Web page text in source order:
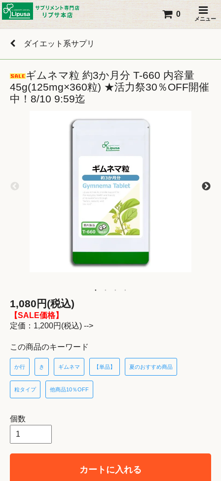
メニュー
0
ダイエット系サプリ
ギムネマ粒 約3か月分 T-660 内容量
45g(125mg×360粒) ★活力祭30％OFF開催
中！8/10 9:59迄
1,080円(税込)
【SALE価格】
定価：1,200円(税込) -->
この商品のキーワード
か行 き ギムネマ 【単品】 夏のおすすめ商品
粒タイプ 他商品10％OFF
個数
カートに入れる